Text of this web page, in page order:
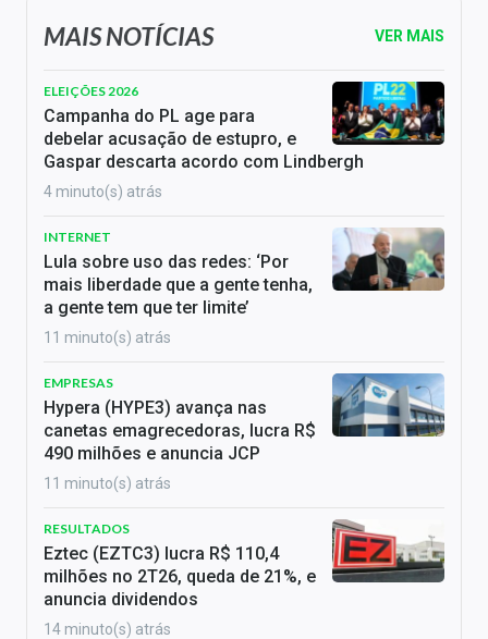
MAIS NOTÍCIAS VER MAIS
ELEIÇÕES 2026
Campanha do PL age para
debelar acusação de estupro, e
Gaspar descarta acordo com Lindbergh
4 minuto(s) atrás
INTERNET
Lula sobre uso das redes: ‘Por
mais liberdade que a gente tenha,
a gente tem que ter limite’
11 minuto(s) atrás
EMPRESAS
Hypera (HYPE3) avança nas
canetas emagrecedoras, lucra R$
490 milhões e anuncia JCP
11 minuto(s) atrás
RESULTADOS
Eztec (EZTC3) lucra R$ 110,4
milhões no 2T26, queda de 21%, e
anuncia dividendos
14 minuto(s) atrás